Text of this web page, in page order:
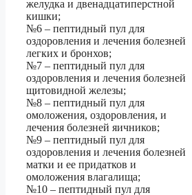
желудка и двенадцатиперстной
кишки;
№6 – пептидный пул для
оздоровления и лечения болезней
легких и бронхов;
№7 – пептидный пул для
оздоровления и лечения болезней
щитовидной железы;
№8 – пептидный пул для
омоложения, оздоровления, и
лечения болезней яичников;
№9 – пептидный пул для
оздоровления и лечения болезней
матки и ее придатков и
омоложения влагалища;
№10 – пептидный пул для